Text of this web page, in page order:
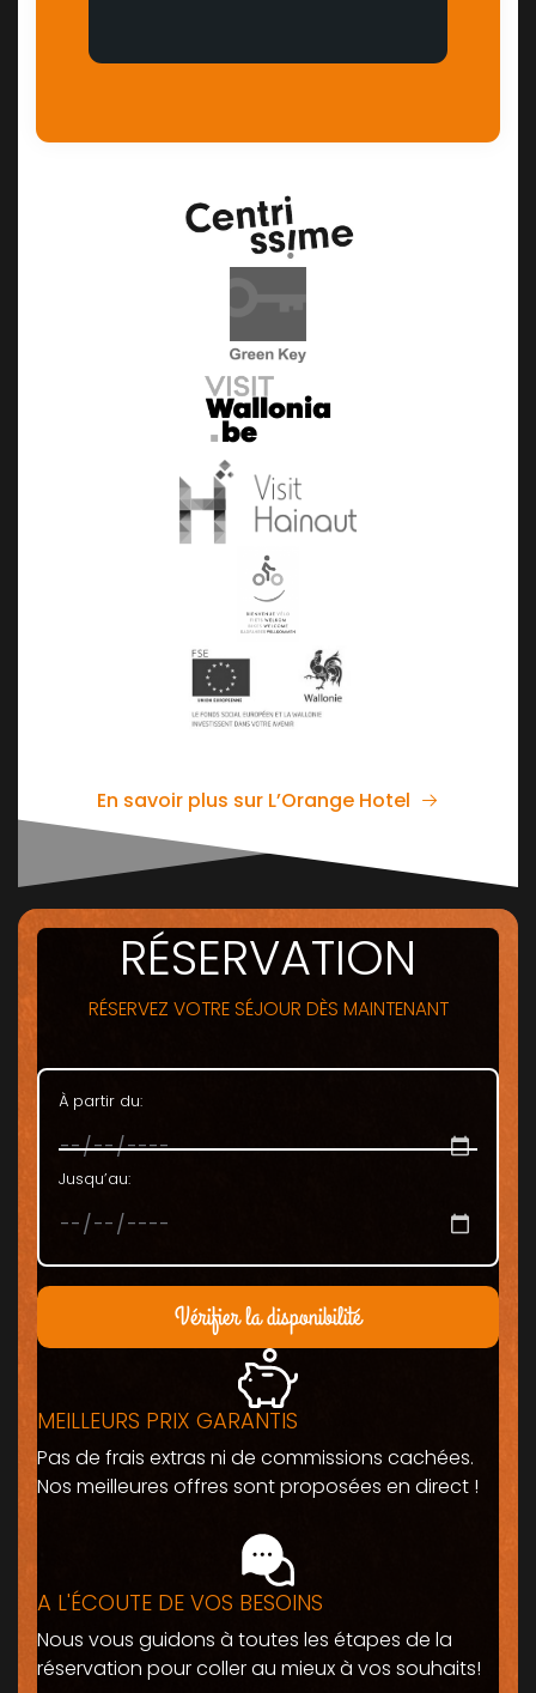
En savoir plus sur L’Orange Hotel
RÉSERVATION
RÉSERVEZ VOTRE SÉJOUR DÈS MAINTENANT
À partir du:
Jusqu’au:
Vérifier la disponibilité
MEILLEURS PRIX GARANTIS
Pas de frais extras ni de commissions cachées.
Nos meilleures offres sont proposées en direct !
A L'ÉCOUTE DE VOS BESOINS
Nous vous guidons à toutes les étapes de la
réservation pour coller au mieux à vos souhaits!